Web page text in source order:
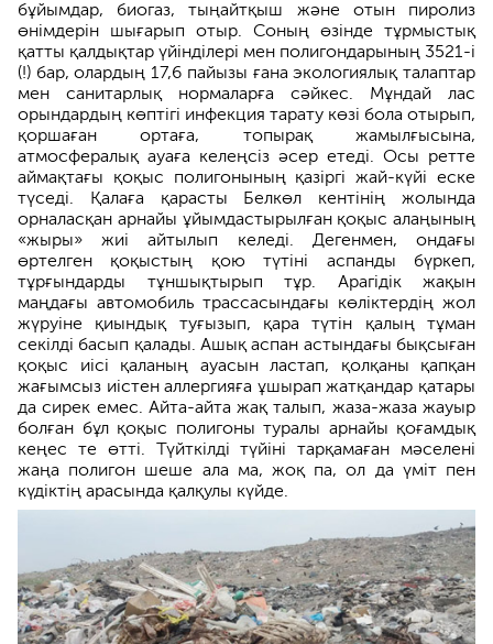
бұйымдар, биогаз, тыңайтқыш және отын пиролиз
өнімдерін шығарып отыр. Соның өзінде тұрмыстық
қатты қалдықтар үйінділері мен полигондарының 3521-і
(!) бар, олардың 17,6 пайызы ғана экологиялық талаптар
мен санитарлық нормаларға сәйкес. Мұндай лас
орындардың көптігі инфекция тарату көзі бола отырып,
қоршаған ортаға, топырақ жамылғысына,
атмосфералық ауаға келеңсіз әсер етеді. Осы ретте
аймақтағы қоқыс полигонының қазіргі жай-күйі еске
түседі. Қалаға қарасты Белкөл кентінің жолында
орналасқан арнайы ұйымдастырылған қоқыс алаңының
«жыры» жиі айтылып келеді. Дегенмен, ондағы
өртелген қоқыстың қою түтіні аспанды бүркеп,
тұрғындарды тұншықтырып тұр. Арагідік жақын
маңдағы автомобиль трассасындағы көліктердің жол
жүруіне қиындық туғызып, қара түтін қалың тұман
секілді басып қалады. Ашық аспан астындағы бықсыған
қоқыс иісі қаланың ауасын ластап, қолқаны қапқан
жағымсыз иістен аллергияға ұшырап жатқандар қатары
да сирек емес. Айта-айта жақ талып, жаза-жаза жауыр
болған бұл қоқыс полигоны туралы арнайы қоғамдық
кеңес те өтті. Түйткілді түйіні тарқамаған мәселені
жаңа полигон шеше ала ма, жоқ па, ол да үміт пен
күдіктің арасында қалқулы күйде.